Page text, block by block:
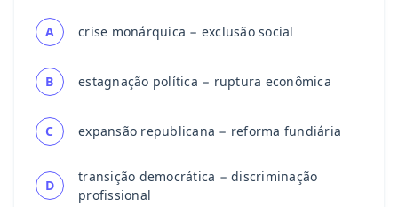
A crise monárquica − exclusão social
B estagnação política − ruptura econômica
C expansão republicana − reforma fundiária
D
transição democrática − discriminação
profissional